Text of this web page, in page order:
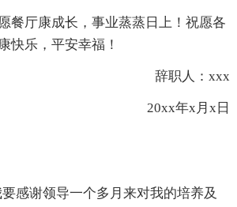
餐厅康成长，事业蒸蒸日上！祝愿各
快乐，平安幸福！
辞职人：xxx
20xx年x月x日
感谢领导一个多月来对我的培养及